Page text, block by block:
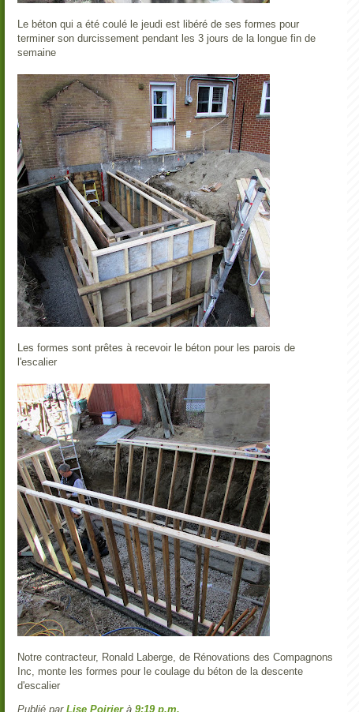
Le béton qui a été coulé le jeudi est libéré de ses formes pour
terminer son durcissement pendant les 3 jours de la longue fin de
semaine
Les formes sont prêtes à recevoir le béton pour les parois de
l'escalier
Notre contracteur, Ronald Laberge, de Rénovations des Compagnons
Inc, monte les formes pour le coulage du béton de la descente
d'escalier
Publié par Lise Poirier à 9:19 p.m.